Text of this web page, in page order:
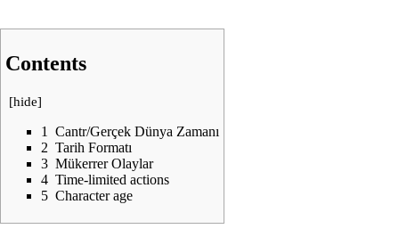
Contents
[hide]
1
Cantr/Gerçek Dünya Zamanı
2 Tarih Formatı
3 Mükerrer Olaylar
4 Time-limited actions
5 Character age